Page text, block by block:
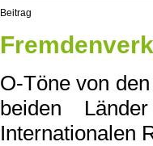
Beitrag
O-Töne von
beiden
Internationalen